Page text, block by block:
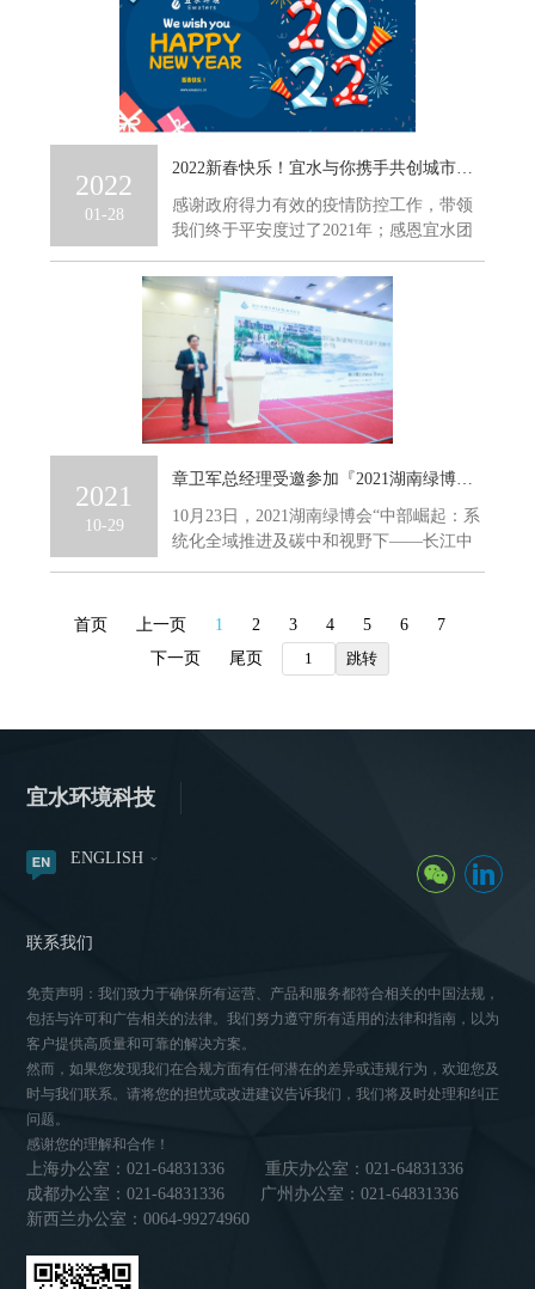
2022
01-28
2022新春快乐！宜水与你携手共创城市水务数字化未来！
感谢政府得力有效的疫情防控工作，带领
我们终于平安度过了2021年；感恩宜水团
2021
10-29
章卫军总经理受邀参加『2021湖南绿博会』海绵高峰论坛并作交流发言
10月23日，2021湖南绿博会“中部崛起：系
统化全域推进及碳中和视野下——长江中
首页 上一页 1 2 3 4 5 6
7
下一页
尾页
宜水环境科技
ENGLISH
联系我们
免责声明：我们致力于确保所有运营、产品和服务都符合相关的中国法规，
包括与许可和广告相关的法律。我们努力遵守所有适用的法律和指南，以为
客户提供高质量和可靠的解决方案。
然而，如果您发现我们在合规方面有任何潜在的差异或违规行为，欢迎您及
时与我们联系。请将您的担忧或改进建议告诉我们，我们将及时处理和纠正
问题。
感谢您的理解和合作！
上海办公室：021-64831336
重庆办公室：021-64831336
成都办公室：021-64831336
广州办公室：021-64831336
新西兰办公室：0064-99274960